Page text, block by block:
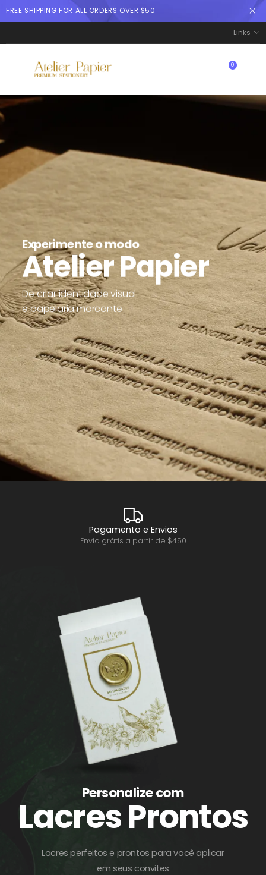
FREE SHIPPING FOR ALL ORDERS OVER $50
Links
0
Experimente o modo
Atelier Papier
De criar identidade visual
e papelaria marcante
Pagamento e Envios
Envio grátis a partir de $450
Personalize com
Lacres Prontos
Lacres perfeitos e prontos para você aplicar
em seus convites